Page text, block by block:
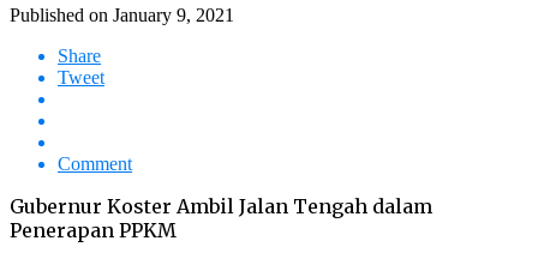
Published on January 9, 2021
Share
Tweet
Comment
Gubernur Koster Ambil Jalan Tengah dalam
Penerapan PPKM